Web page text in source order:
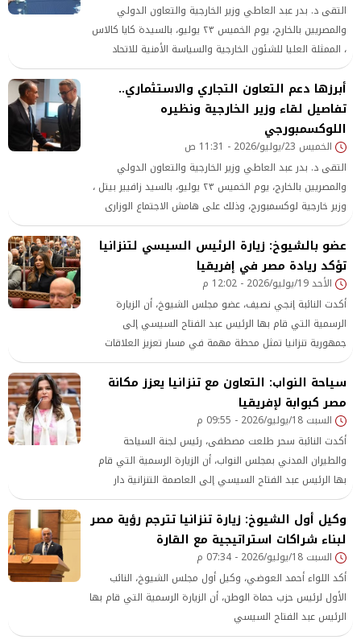
التقى د. بدر عبد العاطي وزير الخارجية والتعاون الدولي
والمصريين بالخارج، يوم الخميس ٢٣ يوليو، بالسيدة كايا كالاس
، الممثلة العليا للشئون الخارجية والسياسة الأمنية للاتحاد
الأوروبي، وذلك على هامش مشاركته في الاجتماع الوزاري
لمنظمة دول جنوب شرق آسيا (الآسيان) المنعقد في مانيلا،
أبرزها دعم التعاون التجاري والاستثماري..
تفاصيل لقاء وزير الخارجية ونظيره
اللوكسمبورجي
الخميس 23/يوليو/2026 - 11:31 ص
التقى د. بدر عبد العاطي وزير الخارجية والتعاون الدولي
والمصريين بالخارج، يوم الخميس ٢٣ يوليو، بالسيد زافيير بيتل ،
وزير خارجية لوكسمبورج، وذلك على هامش الاجتماع الوزارى
لمنظمة دول جنوب شرق اسيا (الآسيان
عضو بالشيوخ: زيارة الرئيس السيسي لتنزانيا
تؤكد ريادة مصر في إفريقيا
الأحد 19/يوليو/2026 - 12:02 م
أكدت النائبة إنجي نصيف، عضو مجلس الشيوخ، أن الزيارة
الرسمية التي قام بها الرئيس عبد الفتاح السيسي إلى
جمهورية تنزانيا تمثل محطة مهمة في مسار تعزيز العلاقات
المصرية الأفريقية، وتجسد توجه الدولة المصرية نحو ترسيخ
الشراكات
سياحة النواب: التعاون مع تنزانيا يعزز مكانة
مصر كبوابة لإفريقيا
السبت 18/يوليو/2026 - 09:55 م
أكدت النائبة سحر طلعت مصطفى، رئيس لجنة السياحة
والطيران المدني بمجلس النواب، أن الزيارة الرسمية التي قام
بها الرئيس عبد الفتاح السيسي إلى العاصمة التنزانية دار
السلام، ولقاءه بالرئيسة الدكتورة سامية صلوحو حسن، تمثل
خطوة
وكيل أول الشيوخ: زيارة تنزانيا تترجم رؤية مصر
لبناء شراكات استراتيجية مع القارة
السبت 18/يوليو/2026 - 07:34 م
أكد اللواء أحمد العوضي، وكيل أول مجلس الشيوخ، النائب
الأول لرئيس حزب حماة الوطن، أن الزيارة الرسمية التي قام بها
الرئيس عبد الفتاح السيسي